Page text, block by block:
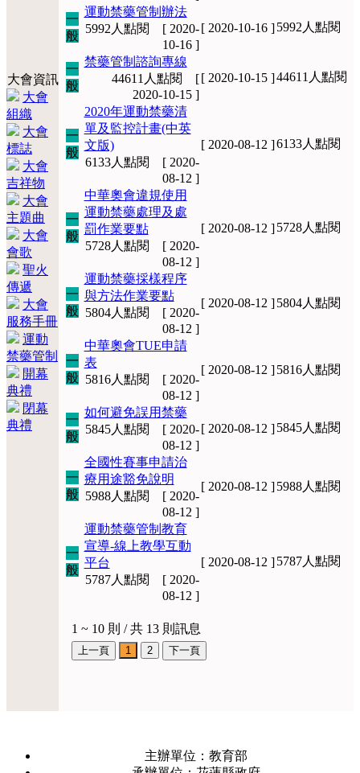
大會資訊
大會
組織
大會
標誌
大會
吉祥物
大會
主題曲
大會
會歌
聖火
傳遞
大會
服務手冊
運動
禁藥管制
開幕
典禮
閉幕
典禮
一
般
運動禁藥管制辦法
5992人點閱 [ 2020-
10-16 ]
[ 2020-10-16 ] 5992人點閱
一
般
禁藥管制諮詢專線
44611人點閱 [
2020-10-15 ]
[ 2020-10-15 ]44611人點閱
一
般
2020年運動禁藥清
單及監控計畫(中英
文版)
6133人點閱 [ 2020-
08-12 ]
[ 2020-08-12 ]6133人點閱
一
般
中華奧會違規使用
運動禁藥處理及處
罰作業要點
5728人點閱 [ 2020-
08-12 ]
[ 2020-08-12 ] 5728人點閱
一
般
運動禁藥採樣程序
與方法作業要點
5804人點閱 [ 2020-
08-12 ]
[ 2020-08-12 ] 5804人點閱
一
般
中華奧會TUE申請
表
5816人點閱 [ 2020-
08-12 ]
[ 2020-08-12 ] 5816人點閱
一
般
如何避免誤用禁藥
5845人點閱 [ 2020-
08-12 ]
[ 2020-08-12 ] 5845人點閱
一
般
全國性賽事申請治
療用途豁免說明
5988人點閱 [ 2020-
08-12 ]
[ 2020-08-12 ] 5988人點閱
一
般
運動禁藥管制教育
宣導-線上教學互動
平台
5787人點閱 [ 2020-
08-12 ]
[ 2020-08-12 ] 5787人點閱
1 ~ 10 則 / 共 13 則訊息
主辦單位：教育部